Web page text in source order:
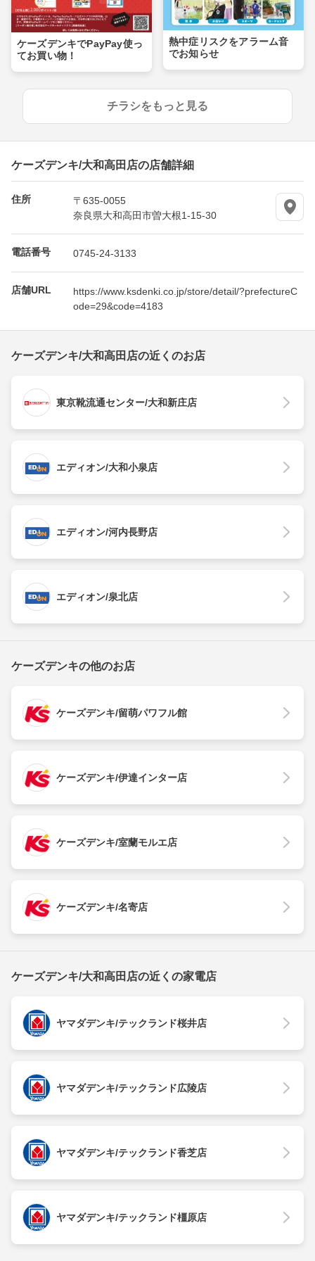
ケーズデンキでPayPay使っ
てお買い物！
熱中症リスクをアラーム音
でお知らせ
チラシをもっと見る
ケーズデンキ/大和高田店の店舗詳細
住所
〒635-0055
奈良県大和高田市曽大根1-15-30
電話番号 0745-24-3133
店舗URL
https://www.ksdenki.co.jp/store/detail/?prefectureC
ode=29&code=4183
ケーズデンキ/大和高田店の近くのお店
東京靴流通センター/大和新庄店
エディオン/大和小泉店
エディオン/河内長野店
エディオン/泉北店
ケーズデンキの他のお店
ケーズデンキ/留萌パワフル館
ケーズデンキ/伊達インター店
ケーズデンキ/室蘭モルエ店
ケーズデンキ/名寄店
ケーズデンキ/大和高田店の近くの家電店
ヤマダデンキ/テックランド桜井店
ヤマダデンキ/テックランド広陵店
ヤマダデンキ/テックランド香芝店
ヤマダデンキ/テックランド橿原店